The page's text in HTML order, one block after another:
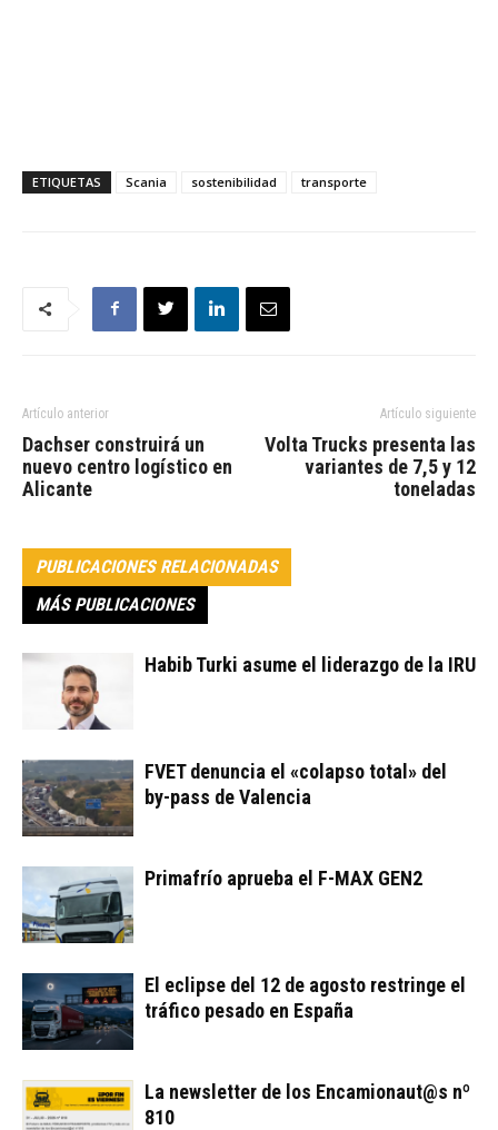
ETIQUETAS Scania sostenibilidad transporte
Artículo anterior
Dachser construirá un
nuevo centro logístico en
Alicante
Artículo siguiente
Volta Trucks presenta las
variantes de 7,5 y 12
toneladas
PUBLICACIONES RELACIONADAS
MÁS PUBLICACIONES
Habib Turki asume el liderazgo de la IRU
FVET denuncia el «colapso total» del
by-pass de Valencia
Primafrío aprueba el F-MAX GEN2
El eclipse del 12 de agosto restringe el
tráfico pesado en España
La newsletter de los Encamionaut@s nº
810